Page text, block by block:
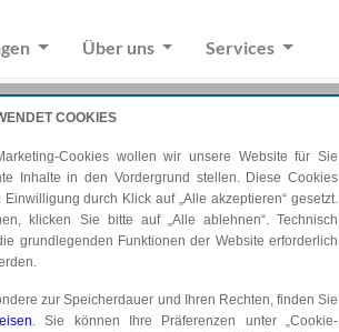
Über uns Services
Sie hier zum Herunterladen.
COOKIES
Cookies wollen wir unsere Website für Sie
Inhalte in den Vordergrund stellen. Diese Cookies
durch Klick auf „Alle akzeptieren“ gesetzt.
klicken Sie bitte auf „Alle ablehnen“. Technisch
grundlegenden Funktionen der Website erforderlich
zur Speicherdauer und Ihren Rechten, finden Sie
. Sie können Ihre Präferenzen unter „Cookie-